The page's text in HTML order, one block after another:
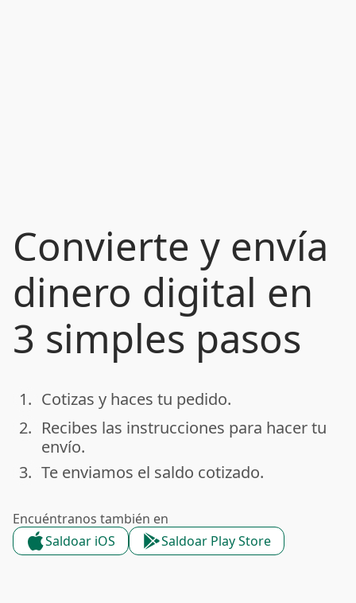
Convierte y envía
dinero digital en
3 simples pasos
done
1. Cotizas y haces tu pedido.
done
2. Recibes las instrucciones para hacer tu
envío.
done
3. Te enviamos el saldo cotizado.
Encuéntranos también en
Saldoar iOS
Saldoar Play Store